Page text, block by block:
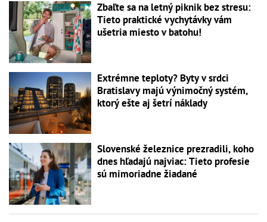
Zbaľte sa na letný piknik bez stresu:
Tieto praktické vychytávky vám
ušetria miesto v batohu!
Extrémne teploty? Byty v srdci
Bratislavy majú výnimočný systém,
ktorý ešte aj šetrí náklady
Slovenské železnice prezradili, koho
dnes hľadajú najviac: Tieto profesie
sú mimoriadne žiadané